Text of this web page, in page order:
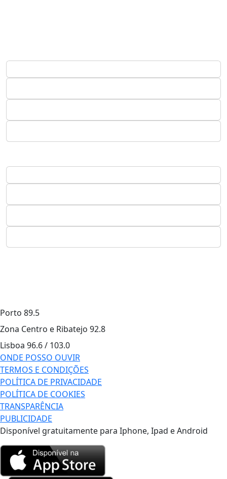
Porto 89.5
Zona Centro e Ribatejo 92.8
Lisboa 96.6 / 103.0
ONDE POSSO OUVIR
TERMOS E CONDIÇÕES
POLÍTICA DE PRIVACIDADE
POLÍTICA DE COOKIES
TRANSPARÊNCIA
PUBLICIDADE
Disponível gratuitamente para Iphone, Ipad e Android